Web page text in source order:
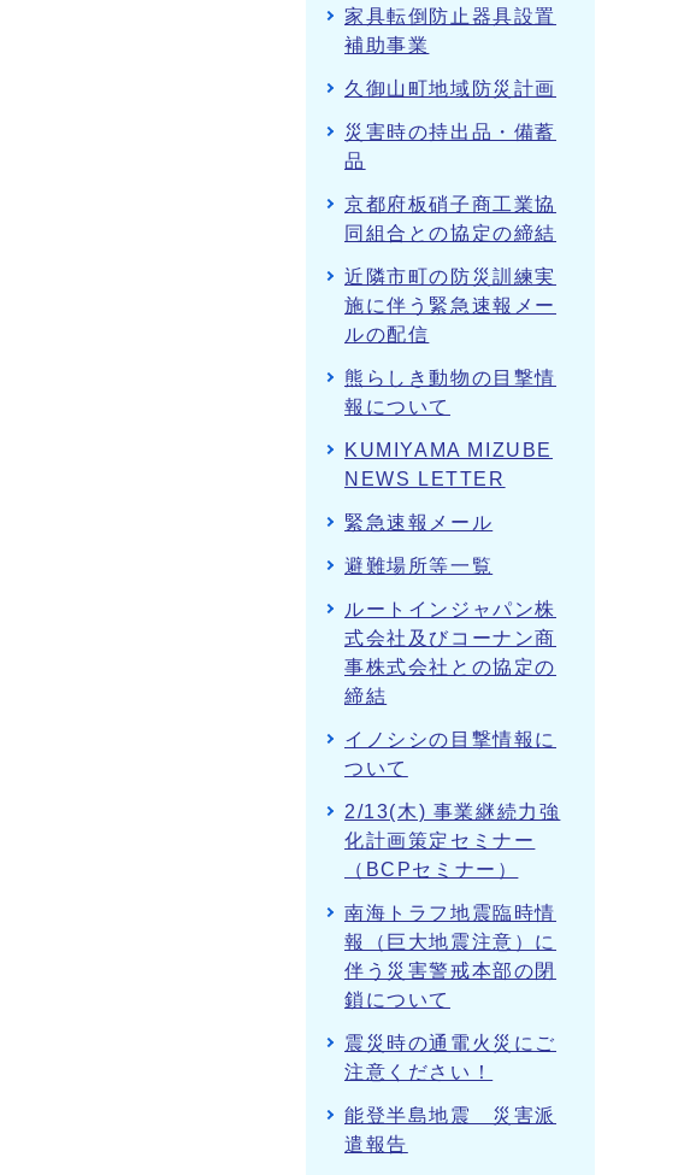
家具転倒防止器具設置
補助事業
久御山町地域防災計画
災害時の持出品・備蓄
品
京都府板硝子商工業協
同組合との協定の締結
近隣市町の防災訓練実
施に伴う緊急速報メー
ルの配信
熊らしき動物の目撃情
報について
KUMIYAMA MIZUBE
NEWS LETTER
緊急速報メール
避難場所等一覧
ルートインジャパン株
式会社及びコーナン商
事株式会社との協定の
締結
イノシシの目撃情報に
ついて
2/13(木) 事業継続力強
化計画策定セミナー
（BCPセミナー）
南海トラフ地震臨時情
報（巨大地震注意）に
伴う災害警戒本部の閉
鎖について
震災時の通電火災にご
注意ください！
能登半島地震 災害派
遣報告